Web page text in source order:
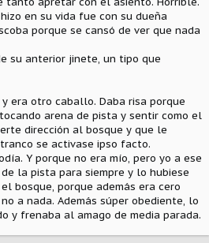
en su vida fue con su dueña
porque se cansó de ver que nada
su anterior jinete, un tipo que
era otro caballo. Daba risa porque
arena de pista y sentir como el
dirección al bosque y que le
se activase ipso facto.
Y porque no era mío, pero yo a ese
la pista para siempre y lo hubiese
bosque, porque además era cero
a nada. Además súper obediente, lo
y frenaba al amago de media parada.